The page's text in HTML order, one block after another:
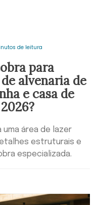
de leitura
para
alvenaria de
e casa de
área de lazer
estruturais e
especializada.